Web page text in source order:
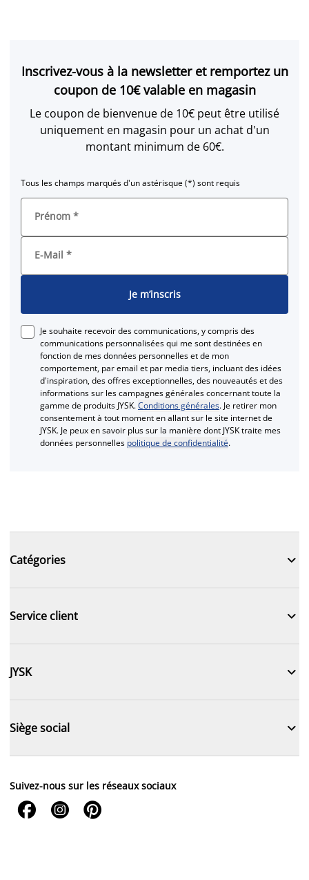
Inscrivez-vous à la newsletter et remportez un
coupon de 10€ valable en magasin
Le coupon de bienvenue de 10€ peut être utilisé
uniquement en magasin pour un achat d'un
montant minimum de 60€.
Tous les champs marqués d'un astérisque (*) sont requis
Prénom *
E-Mail *
Je m’inscris
Je souhaite recevoir des communications, y compris des
communications personnalisées qui me sont destinées en
fonction de mes données personnelles et de mon
comportement, par email et par media tiers, incluant des idées
d'inspiration, des offres exceptionnelles, des nouveautés et des
informations sur les campagnes générales concernant toute la
gamme de produits JYSK.Conditions générales. Je retirer mon
consentement à tout moment en allant sur le site internet de
JYSK. Je peux en savoir plus sur la manière dont JYSK traite mes
données personnelles politique de confidentialité.
Catégories 
Service client 
JYSK 
Siège social 
Suivez-nous sur les réseaux sociaux
  